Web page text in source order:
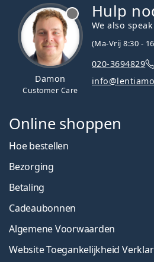
Damon
Customer Care
Hulp
We also
(Ma-Vrij 8:30 -
020-3694829
Online shoppen
Hoe bestellen
Bezorging
Betaling
Cadeaubonnen
Algemene Voorwaarden
Website Toegankelijkheid